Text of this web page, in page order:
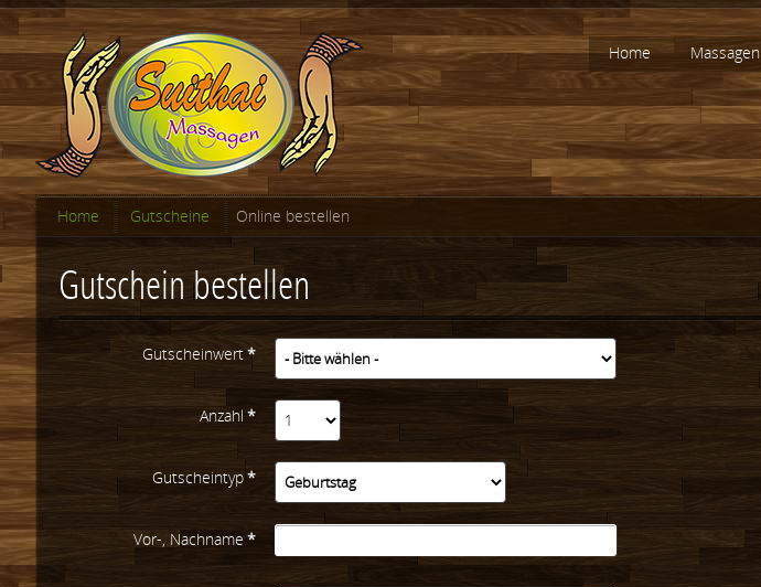
Home Massagen
Home Gutscheine Online bestellen
Gutschein bestellen
Gutscheinwert*
Anzahl *
Gutscheintyp*
Vor-, Nachname *